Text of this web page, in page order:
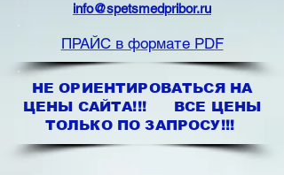
info@spetsmedpribor.ru
ПРАЙС в формате PDF
НЕ ОРИЕНТИРОВАТЬСЯ НА
ЦЕНЫ САЙТА!!! ВСЕ ЦЕНЫ
ТОЛЬКО ПО ЗАПРОСУ!!!